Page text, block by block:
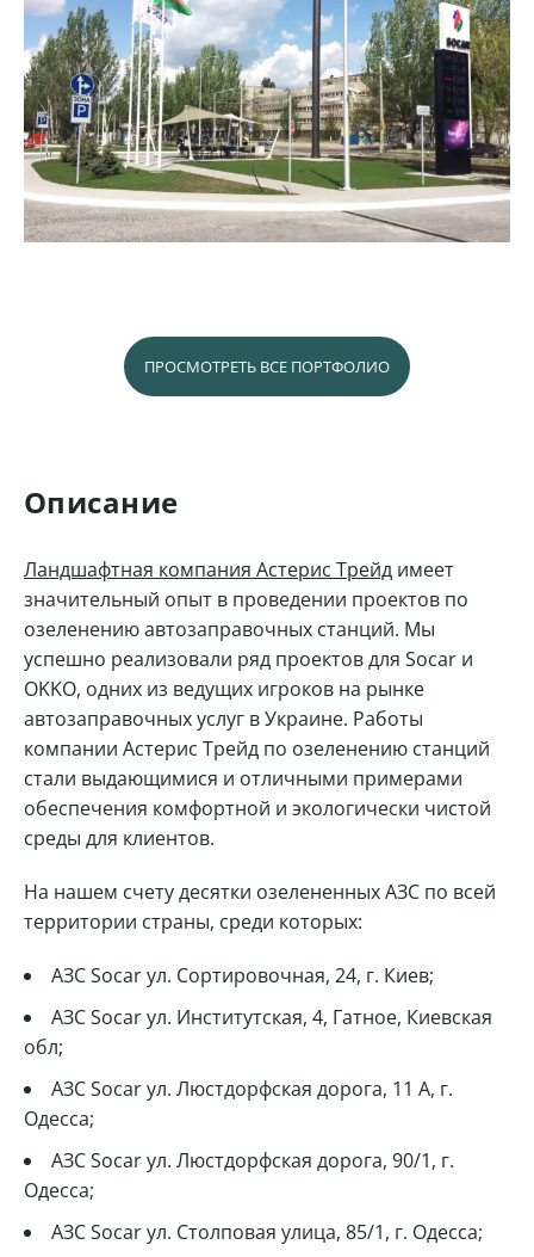
ПРОСМОТРЕТЬ ВСЕ ПОРТФОЛИО
Описание
Ландшафтная компания Астерис Трейд имеет
значительный опыт в проведении проектов по
озеленению автозаправочных станций. Мы
успешно реализовали ряд проектов для Socar и
OKKO, одних из ведущих игроков на рынке
автозаправочных услуг в Украине. Работы
компании Астерис Трейд по озеленению станций
стали выдающимися и отличными примерами
обеспечения комфортной и экологически чистой
среды для клиентов.
На нашем счету десятки озелененных АЗС по всей
территории страны, среди которых:
АЗС Socar ул. Сортировочная, 24, г. Киев;
АЗС Socar ул. Институтская, 4, Гатное, Киевская
обл;
АЗС Socar ул. Люстдорфская дорога, 11 А, г.
Одесса;
АЗС Socar ул. Люстдорфская дорога, 90/1, г.
Одесса;
АЗС Socar ул. Столповая улица, 85/1, г. Одесса;